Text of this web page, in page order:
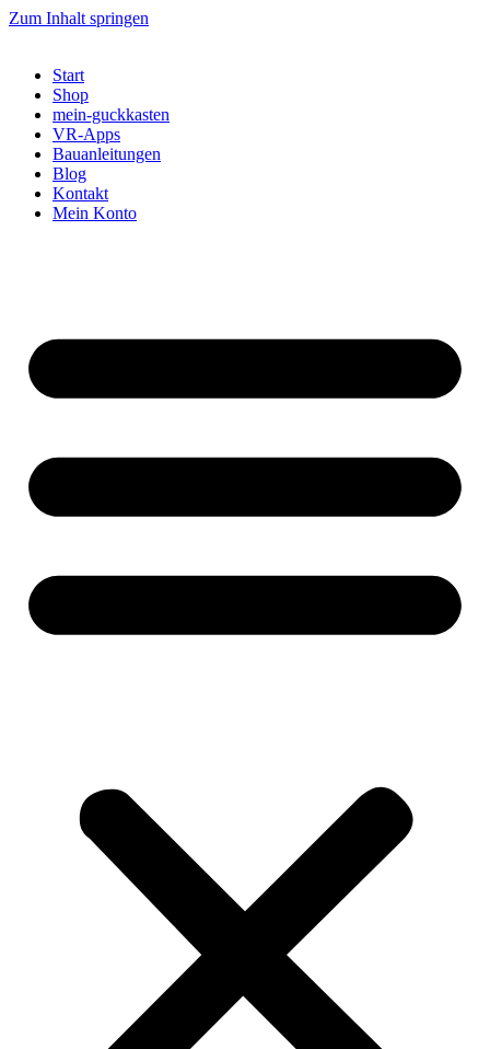
Zum Inhalt springen
Start
Shop
mein-guckkasten
VR-Apps
Bauanleitungen
Blog
Kontakt
Mein Konto